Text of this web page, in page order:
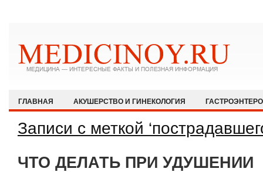
ГЛАВНАЯ АКУШЕРСТВО И ГИНЕКОЛОГИЯ
ЗДОРОВЫЙ ОБРАЗ ЖИЗНИ
ИММУНОЛОГИЯ И АЛЛЕРГОЛОГИЯ
ОФТАЛЬМОЛОГИЯ
ПЕДИАТРИЯ
ПСИХИАТРИЯ И
Записи с меткой
ЧТО ДЕЛАТЬ ПРИ УДУШЕНИИ